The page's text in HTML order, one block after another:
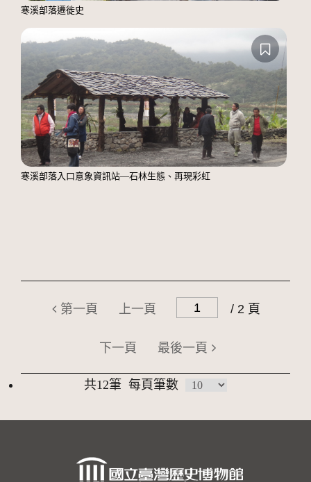
寒溪部落遷徙史
寒溪部落入口意象資訊站―石林生態、再現彩虹
第一頁 上一頁 / 2 頁
下一頁 最後一頁
共12筆 每頁筆數